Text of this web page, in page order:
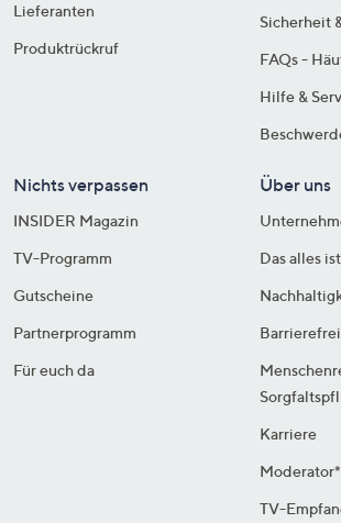
Lieferanten
Produktrückruf
Sicherheit
FAQs -
Hilfe &
Nichts verpassen
INSIDER Magazin
TV-Programm
Gutscheine
Partnerprogramm
Für euch da
Über uns
Das alles
Karriere
TV-